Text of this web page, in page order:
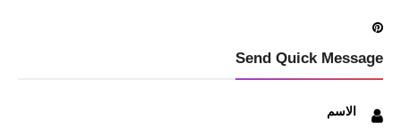
Send Quick Message
الاسم